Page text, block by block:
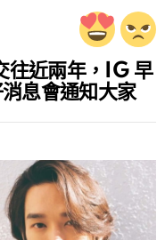
近兩年，IG 早
息會通知大家